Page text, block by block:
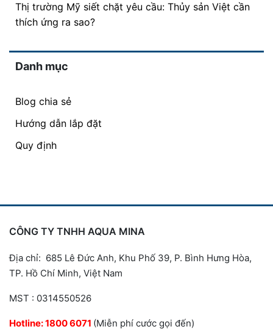
Thị trường Mỹ siết chặt yêu cầu: Thủy sản Việt cần
thích ứng ra sao?
Danh mục
Blog chia sẻ
Hướng dẫn lắp đặt
Quy định
CÔNG TY TNHH AQUA MINA
Địa chỉ: 685 Lê Đức Anh, Khu Phố 39, P. Bình Hưng Hòa,
TP. Hồ Chí Minh, Việt Nam
MST : 0314550526
Hotline:1800 6071 (Miễn phí cước gọi đến)